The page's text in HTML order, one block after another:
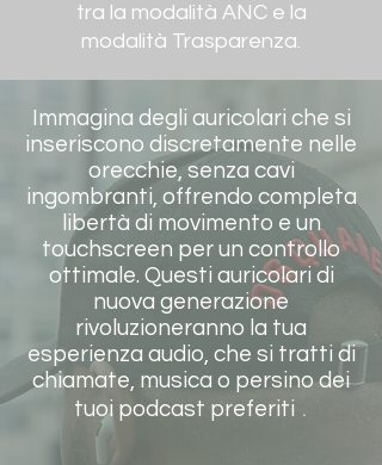
tra la modalità ANC e la
modalità Trasparenza.
Immagina degli auricolari che si
inseriscono discretamente nelle
orecchie, senza cavi
ingombranti, offrendo completa
libertà di movimento e un
touchscreen per un controllo
ottimale. Questi auricolari di
nuova generazione
rivoluzioneranno la tua
esperienza audio, che si tratti di
chiamate, musica o persino dei
tuoi podcast preferiti .